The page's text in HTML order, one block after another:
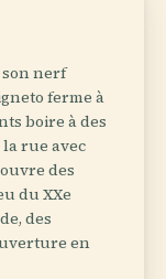
son nerf
ferme à
boire à des
rue avec
des
du XXe
des
en